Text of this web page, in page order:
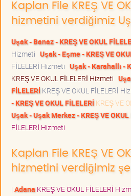
Kaplan File KREŞ VE
hizmetini verdiğimiz
Uşak - Banaz - KREŞ VE OKUL
Hizmeti Uşak - Eşme - KREŞ VE
FİLELERİ Hizmeti Uşak - Karahallı -
KREŞ VE OKUL FİLELERİ Hizmeti
FİLELERİ KREŞ VE OKUL FİLELERİ
- KREŞ VE OKUL FİLELERİ KREŞ VE
Uşak - Uşak Merkez - KREŞ VE OKUL
FİLELERİ Hizmeti
Kaplan File KREŞ VE
hizmetini verdiğimiz
| Adana KREŞ VE OKUL FİLELERİ